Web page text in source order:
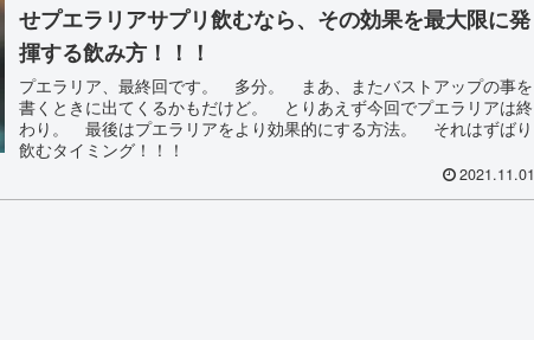
せプエラリアサプリ飲むなら、その効果を最大限に発
揮する飲み方！！！
プエラリア、最終回です。 多分。 まあ、またバストアップの事を
書くときに出てくるかもだけど。 とりあえず今回でプエラリアは終
わり。 最後はプエラリアをより効果的にする方法。 それはずばり
飲むタイミング！！！
2021.11.01